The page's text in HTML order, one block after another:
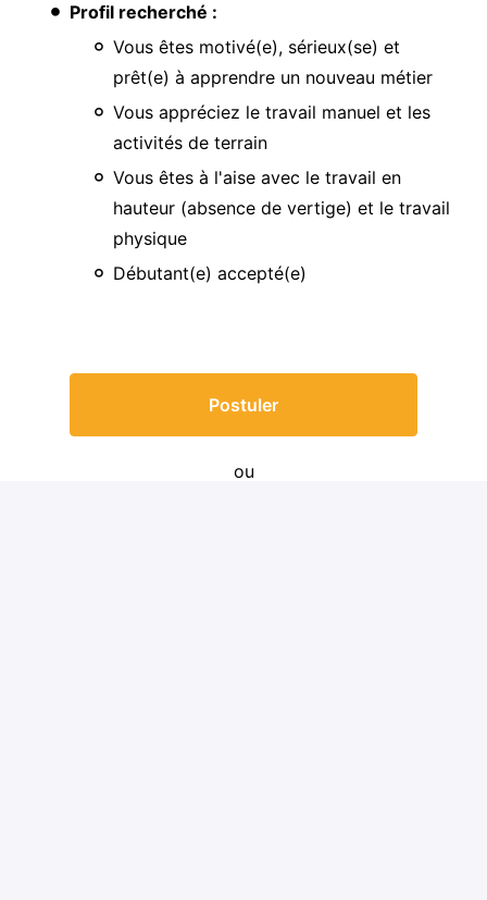
Profil recherché :
Vous êtes motivé(e), sérieux(se) et
prêt(e) à apprendre un nouveau métier
Vous appréciez le travail manuel et les
activités de terrain
Vous êtes à l'aise avec le travail en
hauteur (absence de vertige) et le travail
physique
Débutant(e) accepté(e)
Postuler
ou